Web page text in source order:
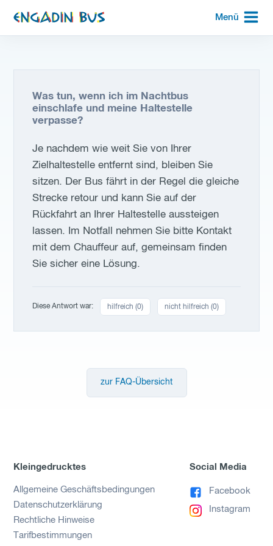
zur
Startseite
Menü
Was tun, wenn ich im Nachtbus
einschlafe und meine Haltestelle
verpasse?
Je nachdem wie weit Sie von Ihrer
Zielhaltestelle entfernt sind, bleiben Sie
sitzen. Der Bus fährt in der Regel die gleiche
Strecke retour und kann Sie auf der
Rückfahrt an Ihrer Haltestelle aussteigen
lassen. Im Notfall nehmen Sie bitte Kontakt
mit dem Chauffeur auf, gemeinsam finden
Sie sicher eine Lösung.
Diese Antwort war: hilfreich (0) nicht hilfreich (0)
zur FAQ-Übersicht
Kleingedrucktes
Allgemeine Geschäftsbedingungen
Datenschutzerklärung
Rechtliche Hinweise
Tarifbestimmungen
Social Media
Facebook
Instagram